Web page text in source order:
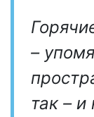
–
так – и